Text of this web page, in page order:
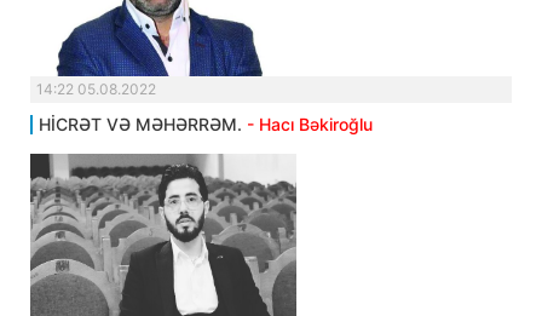
14:22 05.08.2022
HİCRƏT VƏ MƏHƏRRƏM. - Hacı Bəkiroğlu